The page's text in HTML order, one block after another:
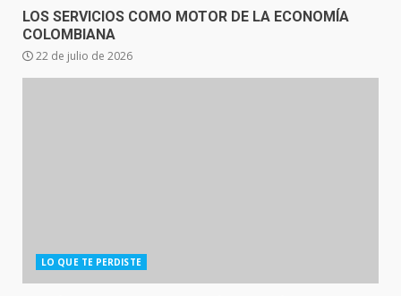
LOS SERVICIOS COMO MOTOR DE LA ECONOMÍA
COLOMBIANA
22 de julio de 2026
LO QUE TE PERDISTE